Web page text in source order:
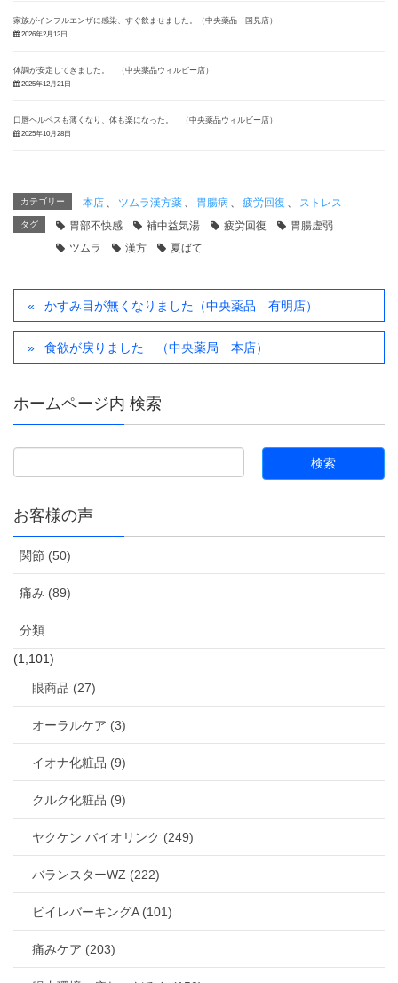
家族がインフルエンザに感染、すぐ飲ませました。（中央薬品 国見店）
2026年2月13日
体調が安定してきました。 （中央薬品ウィルビー店）
2025年12月21日
口唇ヘルペスも薄くなり、体も楽になった。 （中央薬品ウィルビー店）
2025年10月28日
カテゴリー 本店 ツムラ漢方薬 胃腸病 疲労回復 ストレス
タグ 胃部不快感 補中益気湯 疲労回復
胃腸虚弱
ツムラ
漢方 夏ばて
かすみ目が無くなりました（中央薬品 有明店）
食欲が戻りました （中央薬局 本店）
ホームページ内 検索
お客様の声
関節 (50)
痛み (89)
分類
(1,101)
眼商品 (27)
オーラルケア (3)
イオナ化粧品 (9)
クルク化粧品 (9)
ヤクケン バイオリンク (249)
バランスターWZ (222)
ビイレバーキングA (101)
痛みケア (203)